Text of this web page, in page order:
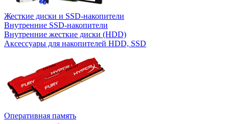
Жесткие диски и SSD-накопители
Внутренние SSD-накопители
Внутренние жесткие диски (HDD)
Аксессуары для накопителей HDD, SSD
Оперативная память